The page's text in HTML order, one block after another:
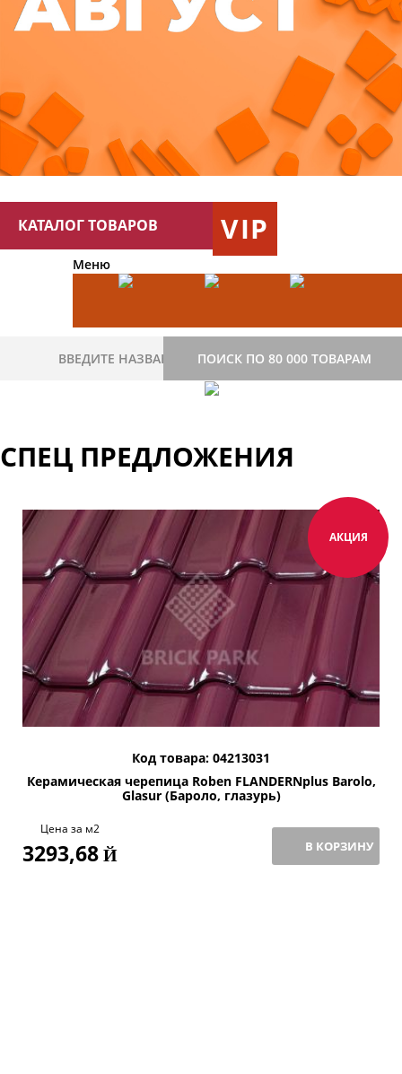
КАТАЛОГ ТОВАРОВ VIP
Меню
ПОИСК ПО 80 000 ТОВАРАМ
СПЕЦ ПРЕДЛОЖЕНИЯ
АКЦИЯ
Код товара: 04213031
Керамическая черепица Roben FLANDERNplus Barolo,
Glasur (Бароло, глазурь)
Цена за м2
3293,68 Й В КОРЗИНУ